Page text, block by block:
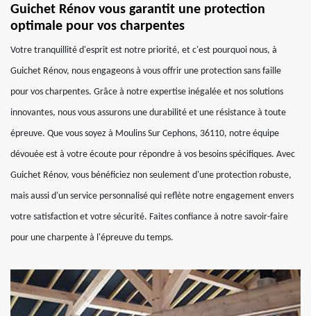
Guichet Rénov vous garantit une protection
optimale pour vos charpentes
Votre tranquillité d'esprit est notre priorité, et c'est pourquoi nous, à
Guichet Rénov, nous engageons à vous offrir une protection sans faille
pour vos charpentes. Grâce à notre expertise inégalée et nos solutions
innovantes, nous vous assurons une durabilité et une résistance à toute
épreuve. Que vous soyez à Moulins Sur Cephons, 36110, notre équipe
dévouée est à votre écoute pour répondre à vos besoins spécifiques. Avec
Guichet Rénov, vous bénéficiez non seulement d'une protection robuste,
mais aussi d'un service personnalisé qui reflète notre engagement envers
votre satisfaction et votre sécurité. Faites confiance à notre savoir-faire
pour une charpente à l'épreuve du temps.